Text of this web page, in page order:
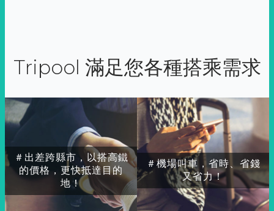
Tripool 滿足您各種搭乘需求
＃出差跨縣市，以搭高鐵
的價格，更快抵達目的
地！
＃機場叫車，省時、省錢
又省力！